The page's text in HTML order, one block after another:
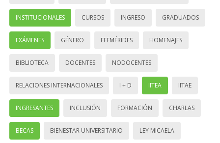
INSTITUCIONALES CURSOS INGRESO GRADUADOS
EXÁMENES GÉNERO EFEMÉRIDES HOMENAJES
BIBLIOTECA DOCENTES NODOCENTES
RELACIONES INTERNACIONALES I + D IITEA IITAE
INGRESANTES INCLUSIÓN FORMACIÓN CHARLAS
BECAS BIENESTAR UNIVERSITARIO LEY MICAELA